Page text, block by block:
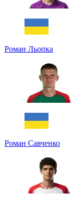
Роман Льопка
Роман Савченко